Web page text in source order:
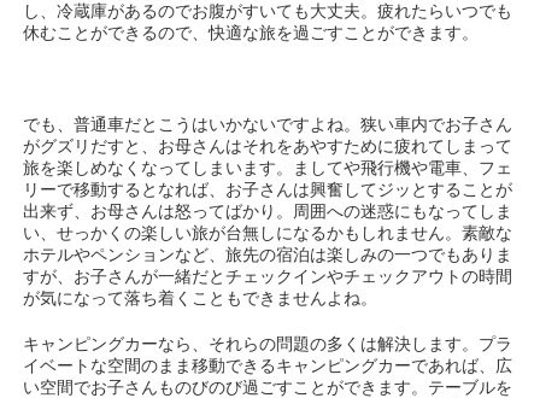
し、冷蔵庫があるのでお腹がすいても大丈夫。疲れたらいつでも
休むことができるので、快適な旅を過ごすことができます。
でも、普通車だとこうはいかないですよね。狭い車内でお子さん
がグズリだすと、お母さんはそれをあやすために疲れてしまって
旅を楽しめなくなってしまいます。ましてや飛行機や電車、フェ
リーで移動するとなれば、お子さんは興奮してジッとすることが
出来ず、お母さんは怒ってばかり。周囲への迷惑にもなってしま
い、せっかくの楽しい旅が台無しになるかもしれません。素敵な
ホテルやペンションなど、旅先の宿泊は楽しみの一つでもありま
すが、お子さんが一緒だとチェックインやチェックアウトの時間
が気になって落ち着くこともできませんよね。
キャンピングカーなら、それらの問題の多くは解決します。プラ
イベートな空間のまま移動できるキャンピングカーであれば、広
い空間でお子さんものびのび過ごすことができます。テーブルを